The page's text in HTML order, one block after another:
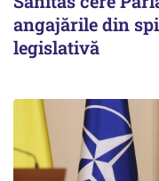
angajările din
legislativă